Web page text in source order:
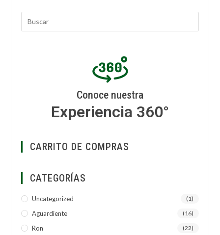
Conoce nuestra
Experiencia 360°
CARRITO DE COMPRAS
CATEGORÍAS
Uncategorized (1)
Aguardiente (16)
Ron (22)